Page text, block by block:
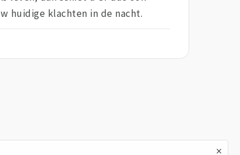
huidige klachten in de nacht.
×